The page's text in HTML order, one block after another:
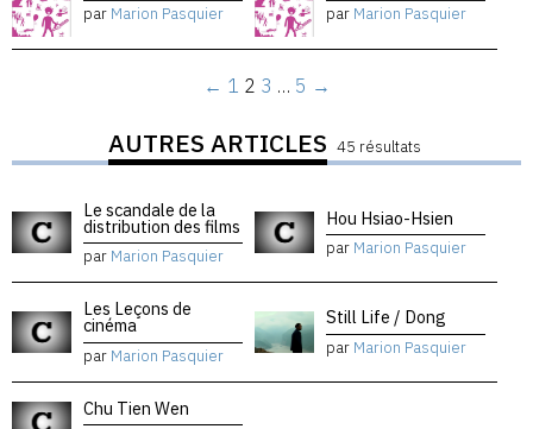
par Marion Pasquier par Marion Pasquier
← 1 2 3 … 5 →
AUTRES ARTICLES 45 résultats
Le scandale de la
distribution des films
par Marion Pasquier
Hou Hsiao-Hsien
par Marion Pasquier
Les Leçons de
cinéma
par Marion Pasquier
Still Life / Dong
par Marion Pasquier
Chu Tien Wen